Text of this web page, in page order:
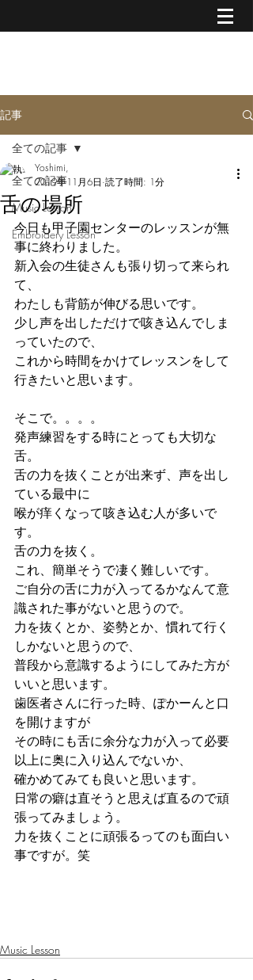
記事
全ての記事
Music Lesson
Embroidery Lesson
全ての記事
舌の場所
Yoshimi,
2019年11月6日 読了時間: 1分
今日も甲子園センターのレッスンが無
事に終わりました。
新入会の生徒さんも張り切って来られ
て、
わたしも背筋が伸びる思いです。
少し声を出しただけで咳き込んでしま
っていたので、
これから時間をかけてレッスンをして
行きたいと思います。
そこで。。。。
発声練習をする時にとっても大切な
舌。
舌の力を抜くことが出来ず、声を出し
ている最中に
喉が痒くなって咳き込む人が多いで
す。
舌の力を抜く。
これ、簡単そうで凄く難しいです。
ご自分の舌に力が入ってるかなんて意
識された事がないと思うので。
力を抜くとか、姿勢とか、慣れて行く
しかないと思うので、
普段から意識するようにしてみた方が
いいと思います。
歯医者さんに行った時、ぽかーんと口
を開けますが
その時にも舌に余分な力が入って必要
以上に奥に入り込んでないか、
確かめてみても良いと思います。
日常の癖は直そうと思えば直るので頑
張ってみましょう。
力を抜くことに頑張るってのも面白い
事ですが。笑
Music Lesson